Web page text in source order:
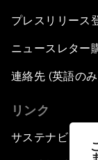
プレスリリース
ニュースレター
連絡先 (英語の
リンク
サステナビリテ